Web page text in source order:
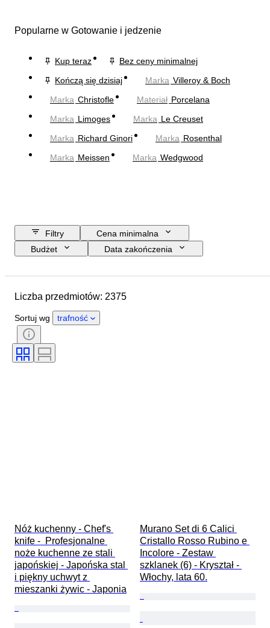
Popularne w Gotowanie i jedzenie
Kup teraz
Bez ceny minimalnej
Kończą się dzisiaj
Marka Villeroy & Boch
Marka Christofle Materiał Porcelana
Marka Limoges Marka Le Creuset
Marka Richard Ginori Marka Rosenthal
Marka Meissen Marka Wedgwood
Filtry
Cena minimalna
Budżet
Data zakończenia
Materiał
Stan
Podpis
Rozmiar odzieży
Rodzaj noża kuchennego
Artysta
Liczba przedmiotów: 2375
Sortuj wg trafność
Nóż kuchenny - Chef's
knife -  Profesjonalne
noże kuchenne ze stali
japońskiej - Japońska stal
i piękny uchwyt z
mieszanki żywic - Japonia
Murano Set di 6 Calici
Cristallo Rosso Rubino e
Incolore - Zestaw
szklanek (6) - Kryształ -
Włochy, lata 60.